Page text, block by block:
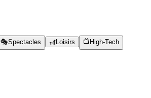
🎭Spectacles 🎢 Loisirs 📺 High-Tech